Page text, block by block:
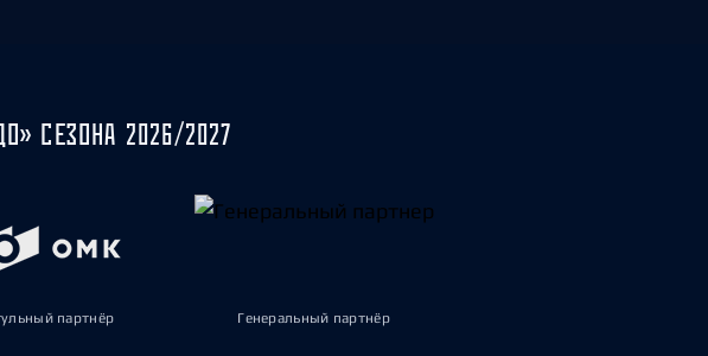
СЕЗОНА 2026/2027
партнёр Генеральный партнёр